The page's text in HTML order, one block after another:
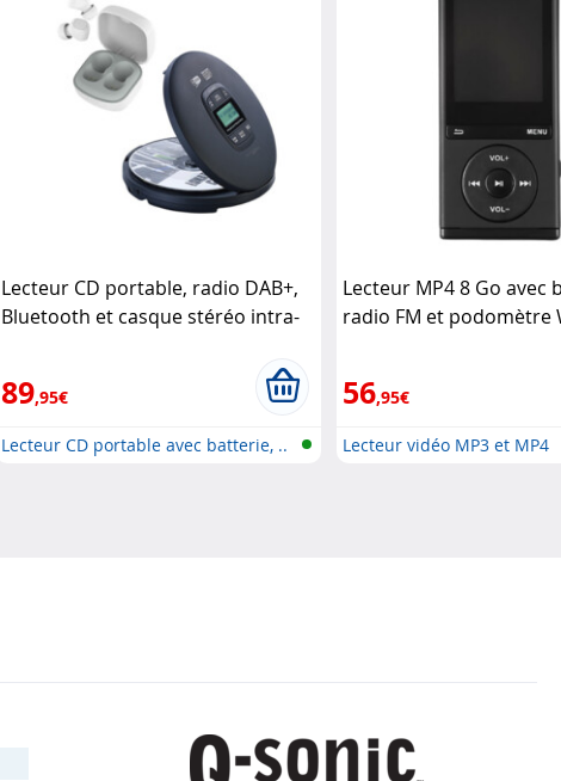
Lecteur CD portable, radio DAB+,
Bluetooth et casque stéréo intra-
89,95€
Lecteur CD portable avec batterie, ..
Lecteur MP4 8 Go avec
radio FM et podomètre
56,95€
Lecteur vidéo MP3 et MP4